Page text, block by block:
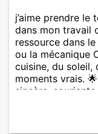
j’aime prendre le
dans mon travail
ressource dans
ou la mécanique
cuisine, du soleil,
moments vrais.
sincère,
discuter… Si tu
as envie d’une
on devrait bien